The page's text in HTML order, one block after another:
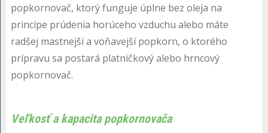
popkornovač, ktorý funguje úplne bez oleja na
princípe prúdenia horúceho vzduchu alebo máte
radšej mastnejší a voňavejší popkorn, o ktorého
prípravu sa postará platničkový alebo hrncový
popkornovač.
Veľkosť a kapacita popkornovača